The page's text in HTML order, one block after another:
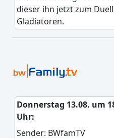
dieser ihn jetzt zum
Gladiatoren.
Donnerstag 13.08. um
Uhr:
Sender: BWfamTV